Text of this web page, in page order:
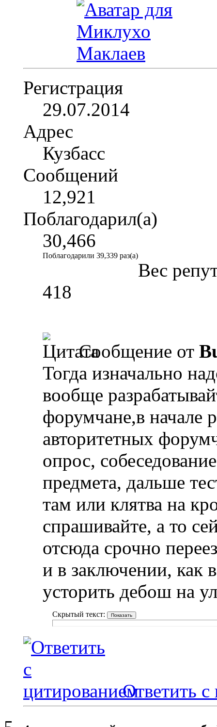
Регистрация
29.07.2014
Адрес
Кузбасс
Сообщений
12,921
Поблагодарил(а)
30,466
Поблагодарили 39,339 раз(а)
Вес
418
Сообщение от
Тогда изначально
вообще
форумчане,в начале
авторитетных
опрос,
предмета, дальше
там или клятва на
спрашивайте, а то
отсюда срочно
и в заключении, как
усторить дебош на
Скрытый текст:
Ответить с